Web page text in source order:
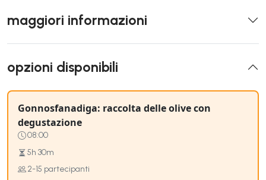
maggiori informazioni
opzioni disponibili
Gonnosfanadiga: raccolta delle olive con
degustazione
08:00
5h 30m
2-15 partecipanti